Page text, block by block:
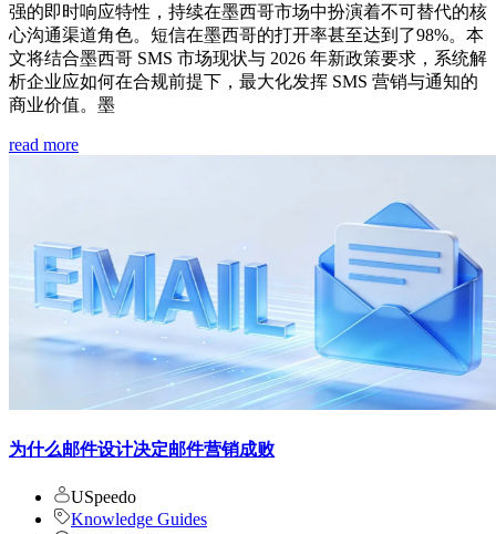
强的即时响应特性，持续在墨西哥市场中扮演着不可替代的核
心沟通渠道角色。短信在墨西哥的打开率甚至达到了98%。本
文将结合墨西哥 SMS 市场现状与 2026 年新政策要求，系统解
析企业应如何在合规前提下，最大化发挥 SMS 营销与通知的
商业价值。墨
read more
为什么邮件设计决定邮件营销成败
USpeedo
Knowledge Guides